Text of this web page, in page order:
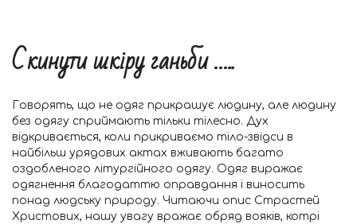
Скинути шкіру ганьби …..
Говорять, що не одяг прикрашує людину, але людину
без одягу сприймають тільки тілесно. Дух
відкривається, коли прикриваємо тіло-звідси в
найбільш урядових актах вживають багато
оздобленого літургійного одягу. Одяг виражає
одягнення благодаттю оправдання і виносить
понад людську природу. Читаючи опис Страстей
Христових, нашу увагу вражає обряд вояків, котрі